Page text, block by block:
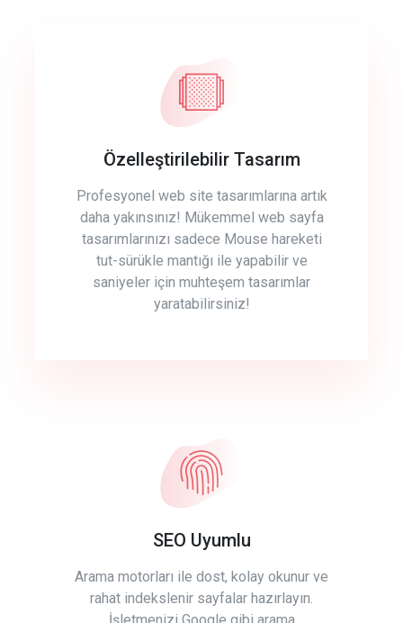
Özelleştirilebilir Tasarım
Profesyonel web site tasarımlarına artık
daha yakınsınız! Mükemmel web sayfa
tasarımlarınızı sadece Mouse hareketi
tut-sürükle mantığı ile yapabilir ve
saniyeler için muhteşem tasarımlar
yaratabilirsiniz!
SEO Uyumlu
Arama motorları ile dost, kolay okunur ve
rahat indekslenir sayfalar hazırlayın.